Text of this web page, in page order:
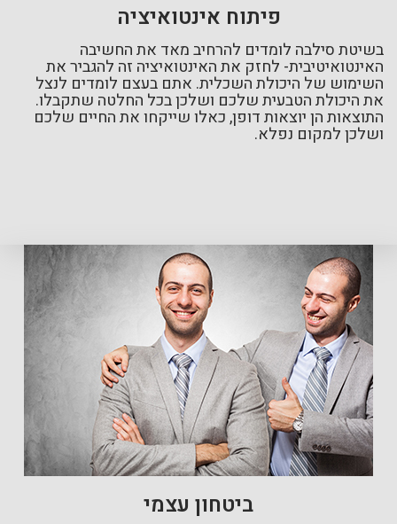
פיתוח אינטואיציה
בשיטת סילבה לומדים להרחיב מאד את החשיבה
האינטואיטיבית- לחזק את האינטואיציה זה להגביר את
השימוש של היכולת השכלית. אתם בעצם לומדים לנצל
את היכולת הטבעית שלכם ושלכן בכל החלטה שתקבלו.
התוצאות הן יוצאות דופן, כאלו שייקחו את החיים שלכם
ושלכן למקום נפלא.
ביטחון עצמי